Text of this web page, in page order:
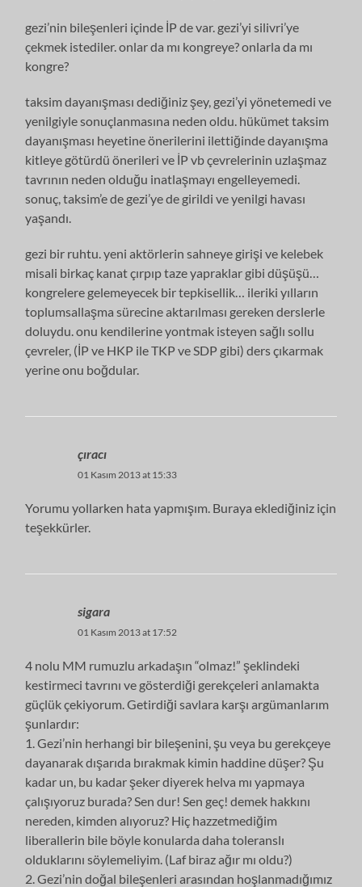
gezi’nin bileşenleri içinde İP de var. gezi’yi silivri’ye
çekmek istediler. onlar da mı kongreye? onlarla da mı
kongre?
taksim dayanışması dediğiniz şey, gezi’yi yönetemedi ve
yenilgiyle sonuçlanmasına neden oldu. hükümet taksim
dayanışması heyetine önerilerini ilettiğinde dayanışma
kitleye götürdü önerileri ve İP vb çevrelerinin uzlaşmaz
tavrının neden olduğu inatlaşmayı engelleyemedi.
sonuç, taksim’e de gezi’ye de girildi ve yenilgi havası
yaşandı.
gezi bir ruhtu. yeni aktörlerin sahneye girişi ve kelebek
misali birkaç kanat çırpıp taze yapraklar gibi düşüşü…
kongrelere gelemeyecek bir tepkisellik… ileriki yılların
toplumsallaşma sürecine aktarılması gereken derslerle
doluydu. onu kendilerine yontmak isteyen sağlı sollu
çevreler, (İP ve HKP ile TKP ve SDP gibi) ders çıkarmak
yerine onu boğdular.
çıracı
01 Kasım 2013 at 15:33
Yorumu yollarken hata yapmışım. Buraya eklediğiniz için
teşekkürler.
sigara
01 Kasım 2013 at 17:52
4 nolu MM rumuzlu arkadaşın “olmaz!” şeklindeki
kestirmeci tavrını ve gösterdiği gerekçeleri anlamakta
güçlük çekiyorum. Getirdiği savlara karşı argümanlarım
şunlardır:
1. Gezi’nin herhangi bir bileşenini, şu veya bu gerekçeye
dayanarak dışarıda bırakmak kimin haddine düşer? Şu
kadar un, bu kadar şeker diyerek helva mı yapmaya
çalışıyoruz burada? Sen dur! Sen geç! demek hakkını
nereden, kimden alıyoruz? Hiç hazzetmediğim
liberallerin bile böyle konularda daha toleranslı
olduklarını söylemeliyim. (Laf biraz ağır mı oldu?)
2. Gezi’nin doğal bileşenleri arasından hoşlanmadığımız